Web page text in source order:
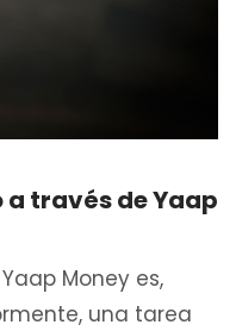
a través de Yaap
Money es,
una tarea